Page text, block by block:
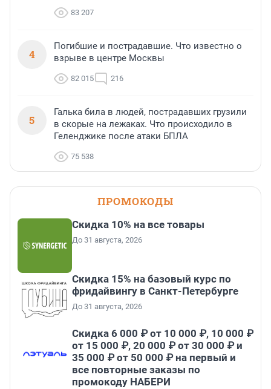
83 207
4
Погибшие и пострадавшие. Что известно о
взрыве в центре Москвы
82 015 216
5
Галька била в людей, пострадавших грузили
в скорые на лежаках. Что происходило в
Геленджике после атаки БПЛА
75 538
ПРОМОКОДЫ
Скидка 10% на все товары
До 31 августа, 2026
Скидка 15% на базовый курс по
фридайвингу в Санкт-Петербурге
До 31 августа, 2026
Скидка 6 000 ₽ от 10 000 ₽, 10 000 ₽
от 15 000 ₽, 20 000 ₽ от 30 000 ₽ и
35 000 ₽ от 50 000 ₽ на первый и
все повторные заказы по
промокоду НАБЕРИ